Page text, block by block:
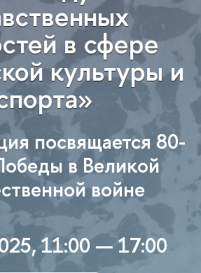
в сфере
культуры и
посвящается 80-
в Великой
войне
11:00 — 17:00